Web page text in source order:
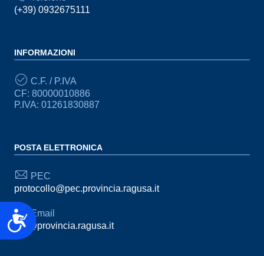
Accessibilità
(+39) 0932675111
INFORMAZIONI
C.F. / P.IVA
CF: 80000010886
P.IVA: 01261830887
POSTA ELETTRONICA
PEC
protocollo@pec.provincia.ragusa.it
Email
urp@provincia.ragusa.it